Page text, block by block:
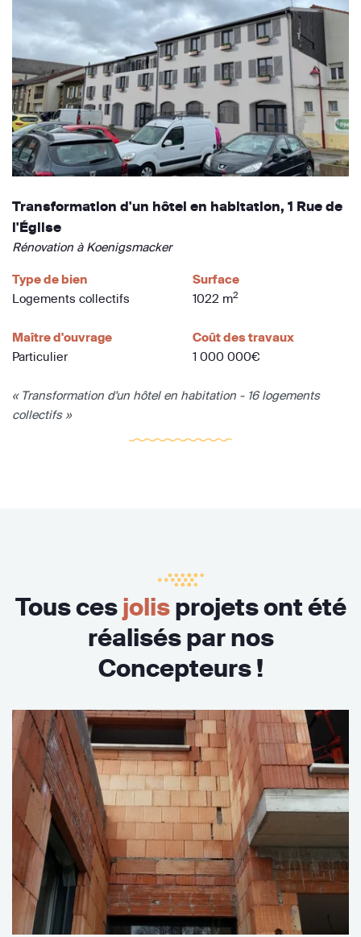
Transformation d'un hôtel en habitation, 1 Rue de
l'Église
Rénovation à Koenigsmacker
Type de bien
Logements collectifs
Surface
1022 m2
Maître d'ouvrage
Particulier
Coût des travaux
1 000 000€
« Transformation d'un hôtel en habitation - 16 logements
collectifs »
Tous cesjolisprojets ont été
réalisés par nos
Concepteurs !